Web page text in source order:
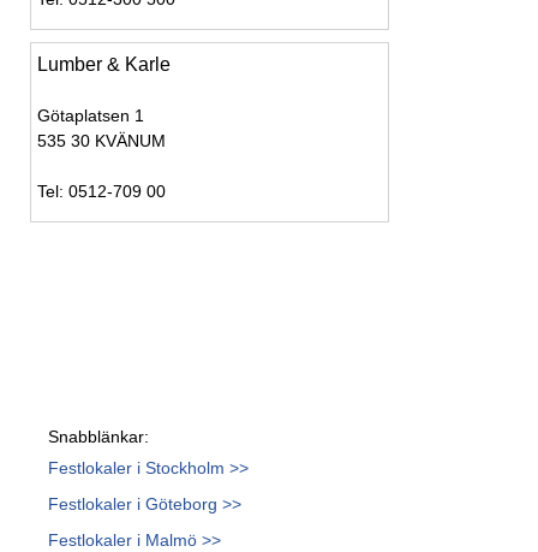
Lumber & Karle
Götaplatsen 1
535 30 KVÄNUM
Tel: 0512-709 00
Snabblänkar:
Festlokaler i Stockholm >>
Festlokaler i Göteborg >>
Festlokaler i Malmö >>